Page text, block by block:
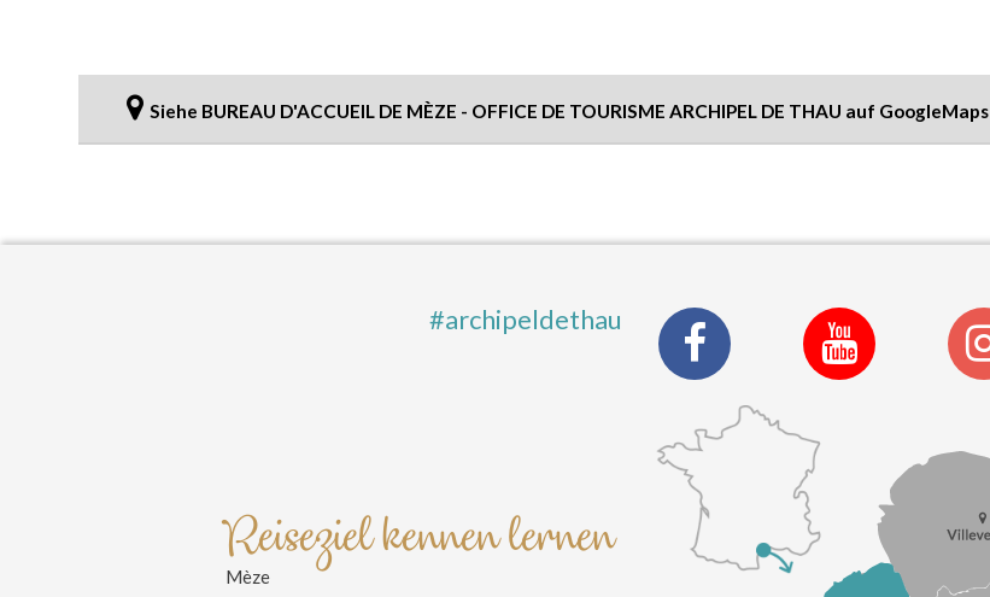
Siehe BUREAU D'ACCUEIL DE MÈZE - OFFICE DE TOURISME ARCHIPEL DE THAU auf GoogleMaps
#archipeldethau
Reiseziel kennen lernen
Mèze